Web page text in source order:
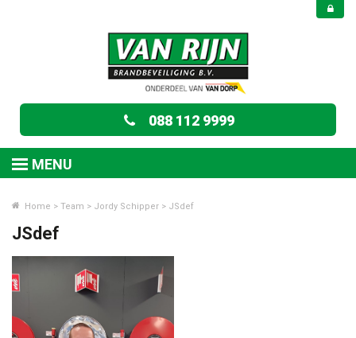
088 112 9999
MENU
Home > Team > Jordy Schipper > JSdef
JSdef